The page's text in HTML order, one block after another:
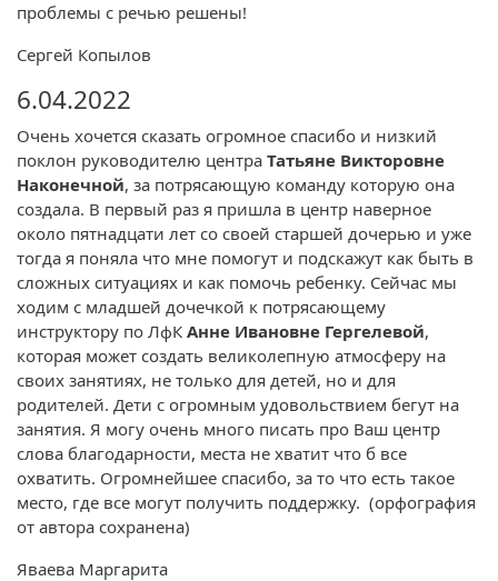
проблемы с речью решены!
Сергей Копылов
6.04.2022
Очень хочется сказать огромное спасибо и низкий
поклон руководителю центра Татьяне Викторовне
Наконечной, за потрясающую команду которую она
создала. В первый раз я пришла в центр наверное
около пятнадцати лет со своей старшей дочерью и уже
тогда я поняла что мне помогут и подскажут как быть в
сложных ситуациях и как помочь ребенку. Сейчас мы
ходим с младшей дочечкой к потрясающему
инструктору по ЛфК Анне Ивановне Гергелевой,
которая может создать великолепную атмосферу на
своих занятиях, не только для детей, но и для
родителей. Дети с огромным удовольствием бегут на
занятия. Я могу очень много писать про Ваш центр
слова благодарности, места не хватит что б все
охватить. Огромнейшее спасибо, за то что есть такое
место, где все могут получить поддержку. (орфография
от автора сохранена)
Яваева Маргарита